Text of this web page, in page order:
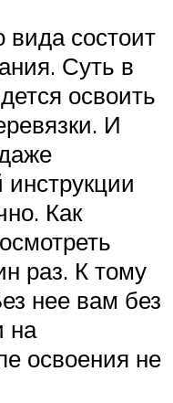
вида состоит
Суть в
освоить
И
инструкции
Как
раз. К тому
нее вам без
на
освоения не